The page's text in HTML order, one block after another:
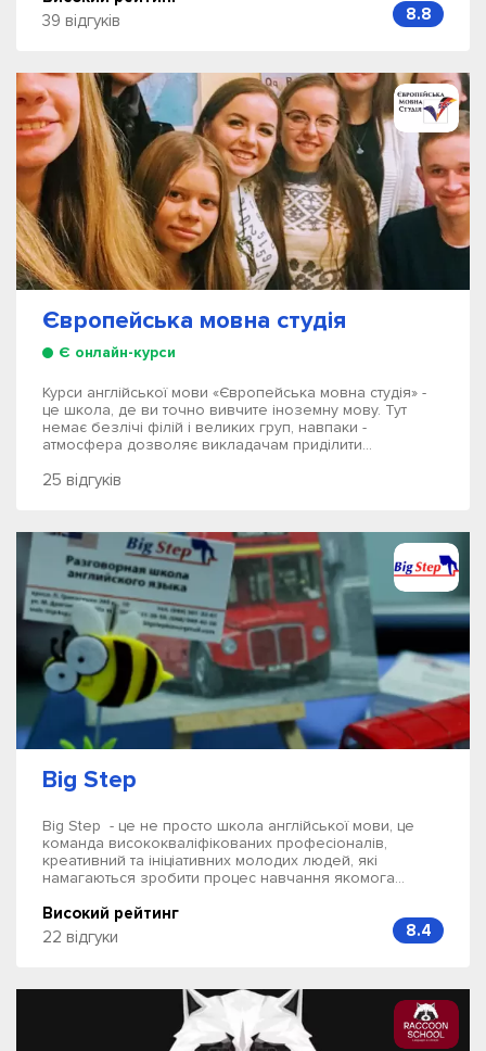
39 відгуків
8.8
Європейська мовна студія
Є онлайн-курси
Курси англійської мови «Європейська мовна студія» -
це школа, де ви точно вивчите іноземну мову. Тут
немає безлічі філій і великих груп, навпаки -
атмосфера дозволяє викладачам приділити...
25 відгуків
Big Step
Big Step - це не просто школа англійської мови, це
команда висококваліфікованих професіоналів,
креативний та ініціативних молодих людей, які
намагаються зробити процес навчання якомога...
Високий рейтинг
22 відгуки
8.4